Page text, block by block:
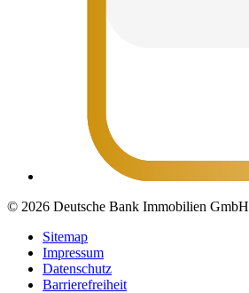
© 2026 Deutsche Bank Immobilien GmbH
Sitemap
Impressum
Datenschutz
Barrierefreiheit